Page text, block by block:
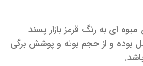
ای به رنگ قرمز بازار پسند
بوده و از حجم بوته و پوشش برگی